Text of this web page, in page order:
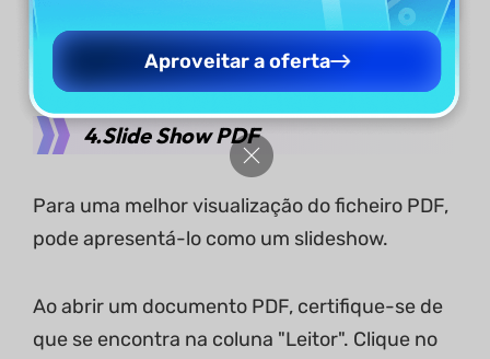
4.Slide Show PDF
Para uma melhor visualização do ficheiro PDF,
pode apresentá-lo como um slideshow.
Ao abrir um documento PDF, certifique-se de
que se encontra na coluna "Leitor". Clique no
Aproveitar a oferta